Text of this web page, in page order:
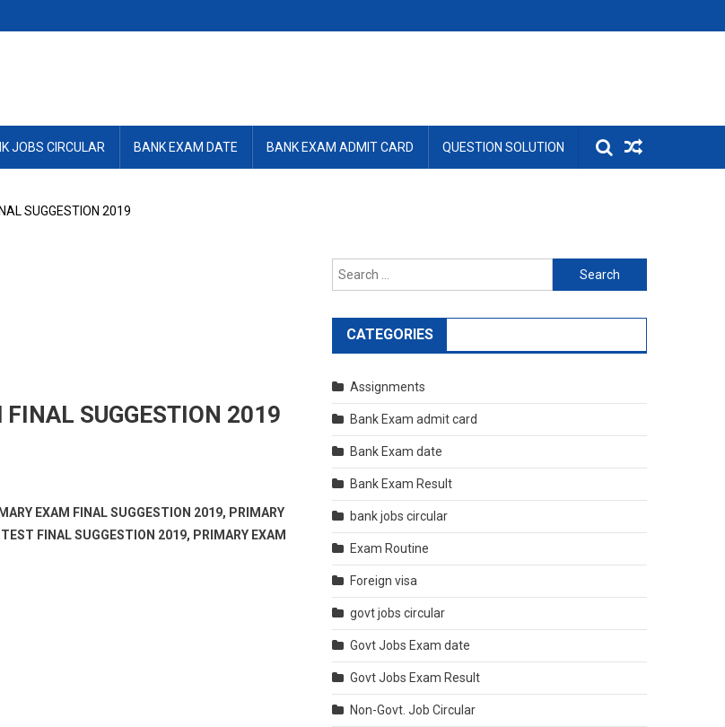
JOBS CIRCULAR BANK EXAM DATE BANK EXAM ADMIT CARD QUESTION SOLUTION
SUGGESTION 2019
SUGGESTION 2019
EXAM FINAL SUGGESTION 2019, PRIMARY
FINAL SUGGESTION 2019, PRIMARY EXAM
Search
for:
CATEGORIES
Assignments
Bank Exam admit card
Bank Exam date
Bank Exam Result
bank jobs circular
Exam Routine
Foreign visa
govt jobs circular
Govt Jobs Exam date
Govt Jobs Exam Result
Non-Govt. Job Circular